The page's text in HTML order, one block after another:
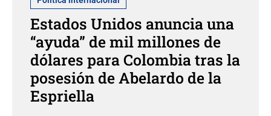
Estados Unidos anuncia una
“ayuda” de mil millones de
dólares para Colombia tras la
posesión de Abelardo de la
Espriella